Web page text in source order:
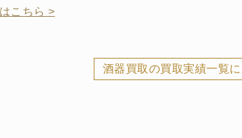
こちら >
酒器買取の買取実績一覧に